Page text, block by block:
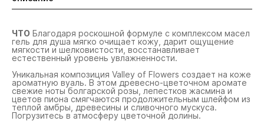
ЧТО Благодаря роскошной формуле с комплексом масел
гель для душа мягко очищает кожу, дарит ощущение
мягкости и шелковистости, восстанавливает
естественный уровень увлажненности.
Уникальная композиция Valley of Flowers создает на коже
ароматную вуаль. В этом древесно-цветочном аромате
свежие ноты болгарской розы, лепестков жасмина и
цветов пиона смягчаются продолжительным шлейфом из
теплой амбры, древесины и сливочного мускуса.
Погрузитесь в атмосферу цветочной долины.